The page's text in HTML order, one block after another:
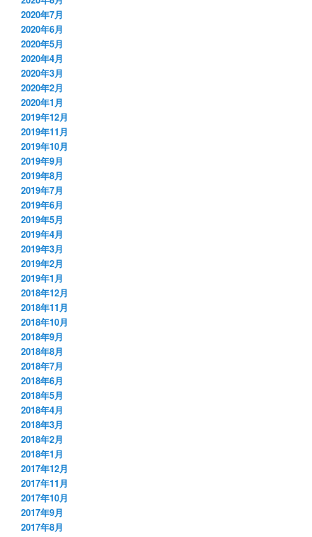
2020年7月
2020年6月
2020年5月
2020年4月
2020年3月
2020年2月
2020年1月
2019年12月
2019年11月
2019年10月
2019年9月
2019年8月
2019年7月
2019年6月
2019年5月
2019年4月
2019年3月
2019年2月
2019年1月
2018年12月
2018年11月
2018年10月
2018年9月
2018年8月
2018年7月
2018年6月
2018年5月
2018年4月
2018年3月
2018年2月
2018年1月
2017年12月
2017年11月
2017年10月
2017年9月
2017年8月